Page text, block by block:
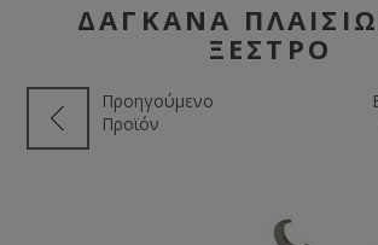
ΔΑΓΚΆΝΑ
ΞΈΣΤΡΟ
Προηγούμενο
Προϊόν